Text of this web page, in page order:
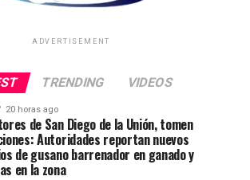
ADVERTISEMENT
TRENDING VIDEOS
20 horas ago
de San Diego de la Unión, tomen
Autoridades reportan nuevos
de gusano barrenador en ganado y
en la zona